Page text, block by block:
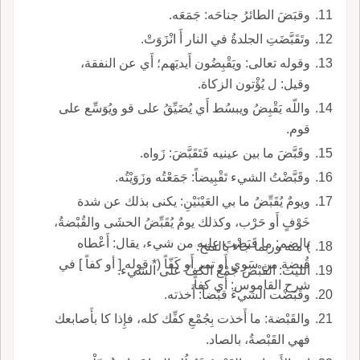
وقبَضَ الطائرُ جناحَه: جَمَعَه.
وتَقَبَّضَتِ الجلدةُ في النار أَ انْزَوَتْ.
وقوله تعالى: ويَقْبِضُون أَيديَهم؛ أَي عن النفقة،
وقيل: ل يُؤْتون الزكاة.
واللّه يَقْبِضُ ويبسُط أَي يُضَيِّقُ على قو ويُوَسِّع على
قوم.
وقَبَّضَ ما بين عينيه فَتَقَبَّضَ: زَواه.
وقَبَّضْتُ الشيء تَقْبِيضاً: جَمَعْتُه وزَوَيْتُه.
ويومٌ يُقَبِّضُ ما بي العَيْنَيْنِ: يكنى بذلك عن شدة
خَوْفٍ أَو حَرْب، وكذلك يومٌ يُقَبِّضُ الحشَى والقُبْضةُ،
بالضم: ما قَبَضْتَ عليه من شيء، يقال: أَعْطاه
قُبضة من سَوِي أَو تمر أَو كَفّاً (* قوله [ أو كفاً ] في
شرح القاموس: أَي كفاً.
) منه وربما جاء بالفتح.
الليث: القَبْضُ جَمْعُ الكفّ على الشيء.
وقَبَضْت الشيءَ قبْضاً: أَخذته.
والقَبْضة: ما أَخذت بِجُمْعِ كفِّك كله، فإِذا كا بأَصابعك
فهي القَبْصةُ، بالصاد.